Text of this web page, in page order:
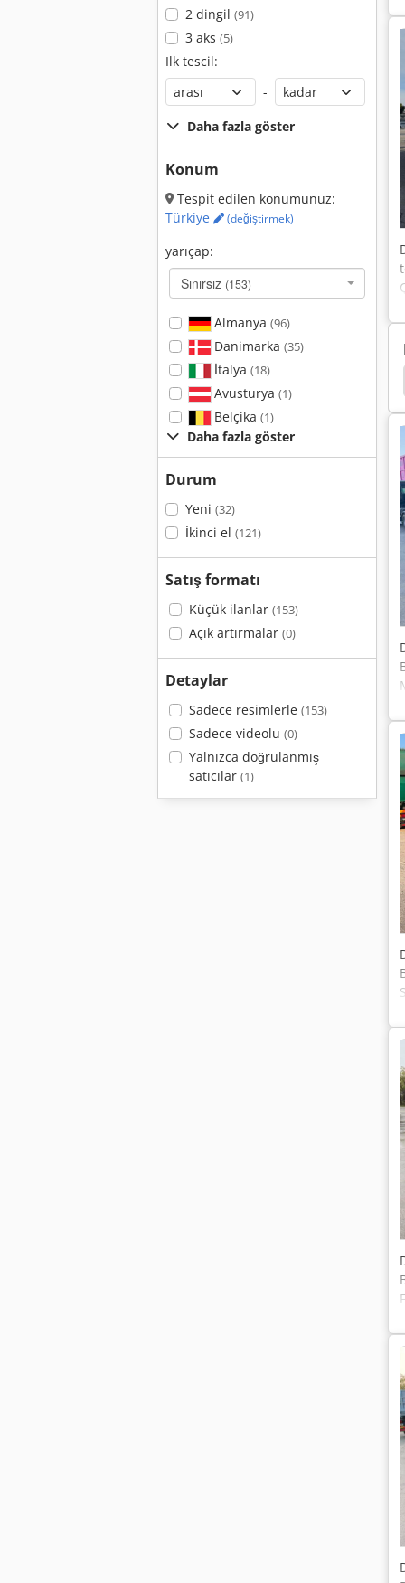
2 dingil (91)
3 aks (5)
Ilk tescil:
-
Daha fazla göster
Konum
Tespit edilen konumunuz:
Türkiye
(değiştirmek)
yarıçap:
Sınırsız (153)
Almanya (96)
Danimarka (35)
İtalya (18)
Avusturya (1)
Belçika (1)
Daha fazla göster
Durum
Yeni (32)
İkinci el (121)
Satış formatı
Küçük ilanlar (153)
Açık artırmalar (0)
Detaylar
Sadece resimlerle (153)
Sadece videolu (0)
Yalnızca doğrulanmış
satıcılar (1)
Çalışırken Meiller Devirmeli